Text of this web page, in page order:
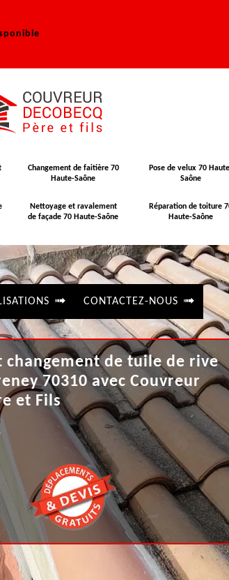
Changement de faitière 70
Haute-Saône
Pose de velux 70
Saône
Nettoyage et ravalement
de façade 70 Haute-Saône
Réparation de toiture
Haute-Saône
CONTACTEZ-NOUS
changement de tuile de rive
70310 avec Couvreur
et Fils